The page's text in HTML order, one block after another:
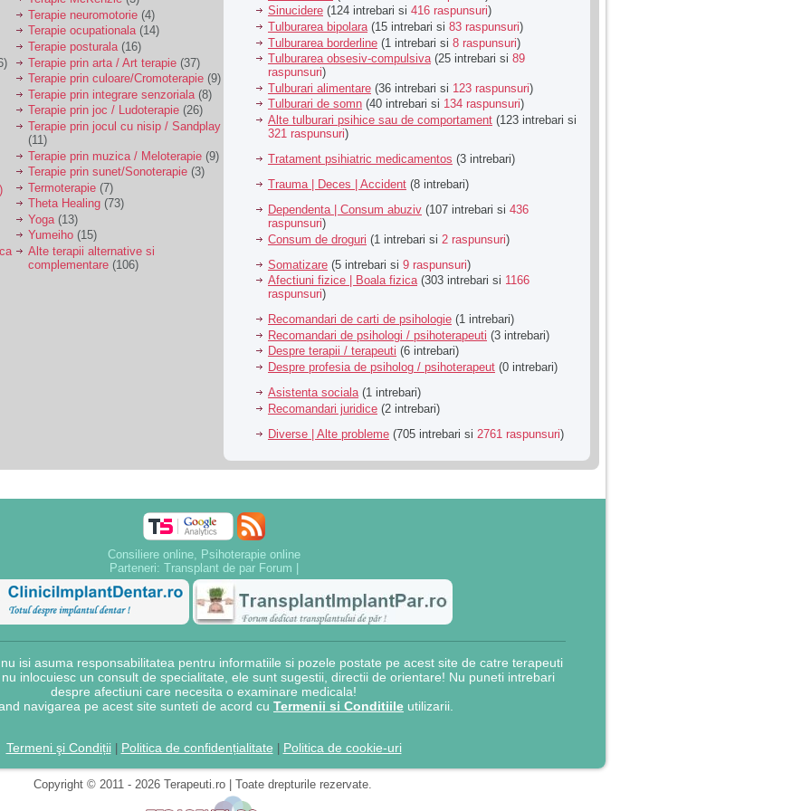
Terapie neuromotorie (4)
Terapie ocupationala(14)
Terapie posturala (16)
Terapie prin arta / Art terapie (37)
Terapie prin culoare/Cromoterapie (9)
Terapie prin integrare senzoriala (8)
Terapie prin joc / Ludoterapie (26)
Terapie prin jocul cu nisip / Sandplay
(11)
Terapie prin muzica / Meloterapie (9)
Terapie prin sunet/Sonoterapie (3)
Termoterapie (7)
Theta Healing (73)
Yoga (13)
Yumeiho (15)
Alte terapii alternative si
complementare (106)
Sinucidere (124 intrebari si 416 raspunsuri)
Tulburarea bipolara(15 intrebari si 83 raspunsuri)
Tulburarea borderline (1 intrebari si 8 raspunsuri)
Tulburarea obsesiv-compulsiva(25 intrebari si 89
raspunsuri)
Tulburari alimentare (36 intrebari si 123 raspunsuri)
Tulburari de somn (40 intrebari si 134 raspunsuri)
Alte tulburari psihice sau de comportament (123 intrebari si
321 raspunsuri)
Tratament psihiatric medicamentos (3 intrebari)
Trauma | Deces | Accident (8 intrebari)
Dependenta | Consum abuziv (107 intrebari si 436
raspunsuri)
Consum de droguri (1 intrebari si 2 raspunsuri)
Somatizare (5 intrebari si 9 raspunsuri)
Afectiuni fizice | Boala fizica(303 intrebari si 1166
raspunsuri)
Recomandari de carti de psihologie (1 intrebari)
Recomandari de psihologi / psihoterapeuti (3 intrebari)
Despre terapii / terapeuti (6 intrebari)
Despre profesia de psiholog / psihoterapeut (0 intrebari)
Asistenta sociala (1 intrebari)
Recomandari juridice (2 intrebari)
Diverse | Alte probleme (705 intrebari si 2761 raspunsuri)
Consiliere online, Psihoterapie online
Parteneri: Transplant de par Forum
isi asuma responsabilitatea pentru informatiile si pozele postate pe acest site de catre terapeuti
inlocuiesc un consult de specialitate, ele sunt sugestii, directii de orientare! Nu puneti intrebari
despre afectiuni care necesita o examinare medicala!
navigarea pe acest site sunteti de acord cu Termenii si Conditiile utilizarii.
Termeni şi Condiții| Politica de confidențialitate Politica de cookie-uri
Copyright © 2011 - 2026 Terapeuti.ro | Toate drepturile rezervate.